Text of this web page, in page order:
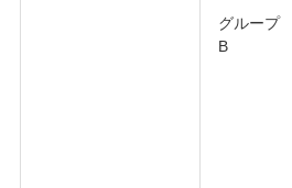
グループ
B